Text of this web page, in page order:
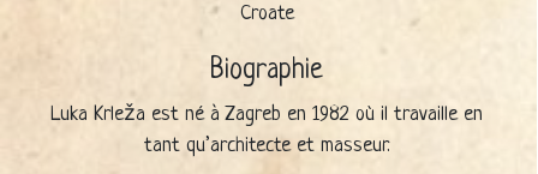
Croate
Biographie
Luka Krleža est né à Zagreb en 1982 où il travaille en
tant qu’architecte et masseur.